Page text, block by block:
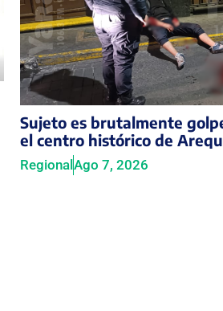
Sujeto es brutalmente
el centro histórico de
RegionalAgo 7, 2026